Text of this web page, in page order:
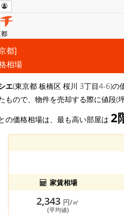
都]
相場
エ(東京都 板橋区 桜川 3丁目4-6)の
もので、物件を売却する際に値段(
の価格相場は、最も高い部屋は 2
家賃相場
2,343 円/㎡
(平均値)